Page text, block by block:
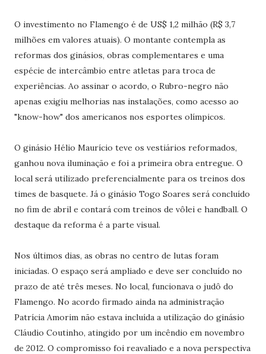
O investimento no Flamengo é de US$ 1,2 milhão (R$ 3,7
milhões em valores atuais). O montante contempla as
reformas dos ginásios, obras complementares e uma
espécie de intercâmbio entre atletas para troca de
experiências. Ao assinar o acordo, o Rubro-negro não
apenas exigiu melhorias nas instalações, como acesso ao
"know-how" dos americanos nos esportes olímpicos.
O ginásio Hélio Maurício teve os vestiários reformados,
ganhou nova iluminação e foi a primeira obra entregue. O
local será utilizado preferencialmente para os treinos dos
times de basquete. Já o ginásio Togo Soares será concluído
no fim de abril e contará com treinos de vôlei e handball. O
destaque da reforma é a parte visual.
Nos últimos dias, as obras no centro de lutas foram
iniciadas. O espaço será ampliado e deve ser concluído no
prazo de até três meses. No local, funcionava o judô do
Flamengo. No acordo firmado ainda na administração
Patrícia Amorim não estava incluída a utilização do ginásio
Cláudio Coutinho, atingido por um incêndio em novembro
de 2012. O compromisso foi reavaliado e a nova perspectiva